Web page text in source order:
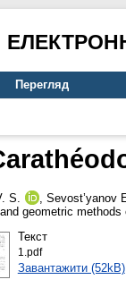
Перегляд
S. , Sevost’yanov
geometric
Текст
1.pdf
Завантажити (52kB)